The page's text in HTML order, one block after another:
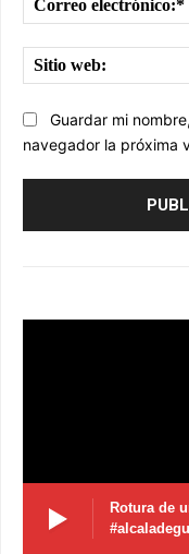
Guardar mi
navegador la próxima
Rotura de